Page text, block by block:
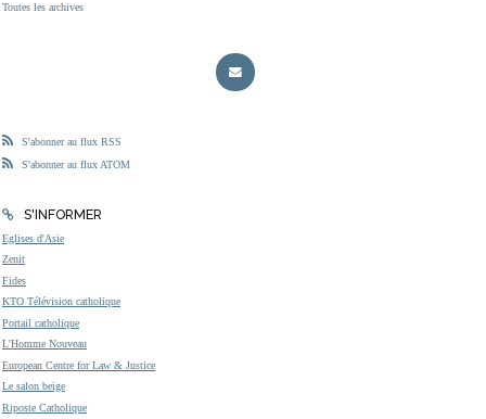
Toutes les archives
S'abonner au flux RSS
S'abonner au flux ATOM
S'INFORMER
Eglises d'Asie
Zenit
Fides
KTO Télévision catholique
Portail catholique
L'Homme Nouveau
European Centre for Law & Justice
Le salon beige
Riposte Catholique